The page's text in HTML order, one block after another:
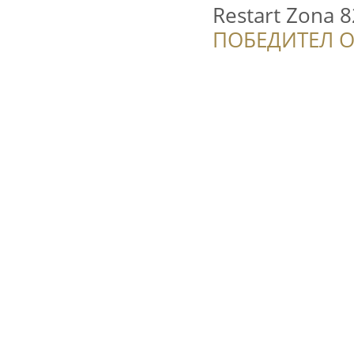
Restart Zona
ПОБЕДИТЕЛ